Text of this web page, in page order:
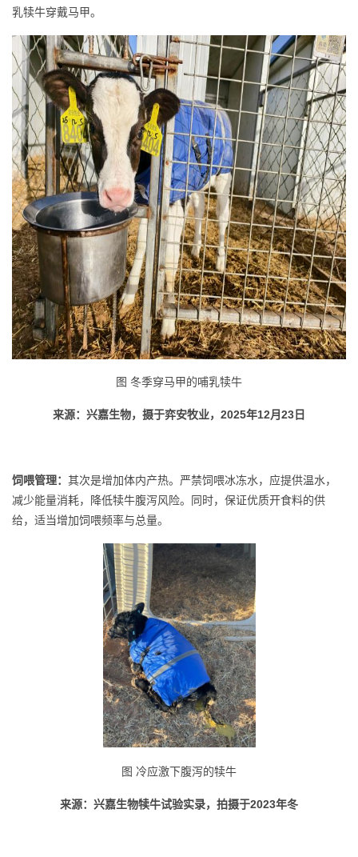
乳犊牛穿戴马甲。
图 冬季穿马甲的哺乳犊牛
来源：兴嘉生物，摄于弈安牧业，2025年12月23日
饲喂管理： 其次是增加体内产热。严禁饲喂冰冻水，应提供温水，
减少能量消耗，降低犊牛腹泻风险。同时，保证优质开食料的供
给，适当增加饲喂频率与总量。
图 冷应激下腹泻的犊牛
来源：兴嘉生物犊牛试验实录，拍摄于2023年冬